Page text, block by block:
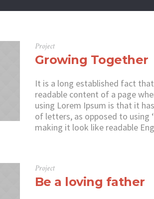
Project
Growing Together
It is a long established fact
readable content of a page
using Lorem Ipsum is that it
of letters, as opposed to using
making it look like readable
Project
Be a loving father